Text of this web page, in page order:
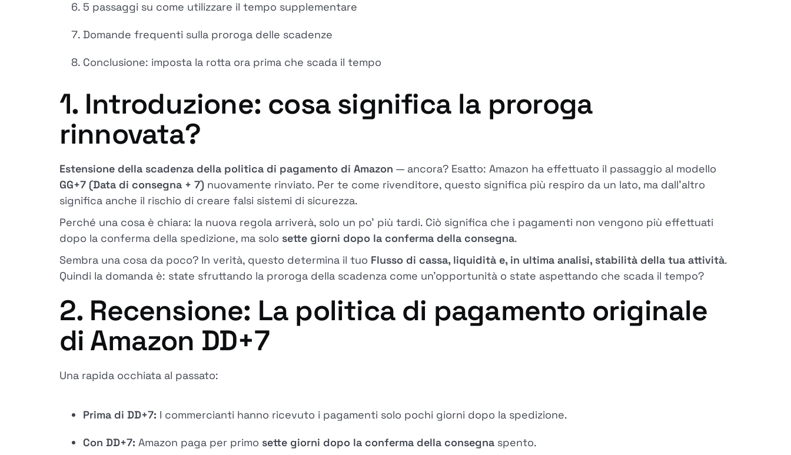
5 passaggi su come utilizzare il tempo supplementare
Domande frequenti sulla proroga delle scadenze
Conclusione: imposta la rotta ora prima che scada il tempo
1. Introduzione: cosa significa la proroga
rinnovata?
Estensione della scadenza della politica di pagamento di Amazon — ancora? Esatto: Amazon ha effettuato il passaggio al modello
GG+7 (Data di consegna + 7) nuovamente rinviato. Per te come rivenditore, questo significa più respiro da un lato, ma dall'altro
significa anche il rischio di creare falsi sistemi di sicurezza.
Perché una cosa è chiara: la nuova regola arriverà, solo un po' più tardi. Ciò significa che i pagamenti non vengono più effettuati
dopo la conferma della spedizione, ma solo sette giorni dopo la conferma della consegna.
Sembra una cosa da poco? In verità, questo determina il tuo Flusso di cassa, liquidità e, in ultima analisi, stabilità della tua attività.
Quindi la domanda è: state sfruttando la proroga della scadenza come un'opportunità o state aspettando che scada il tempo?
2. Recensione: La politica di pagamento originale
di Amazon DD+7
Una rapida occhiata al passato:
Prima di DD+7: I commercianti hanno ricevuto i pagamenti solo pochi giorni dopo la spedizione.
Con DD+7: Amazon paga per primo sette giorni dopo la conferma della consegnaspento.